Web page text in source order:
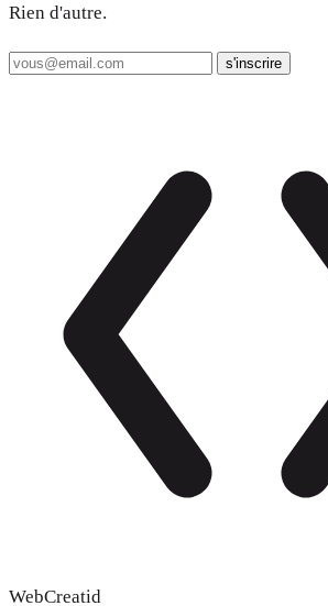
Rien d'autre.
s'inscrire
WebCreatid